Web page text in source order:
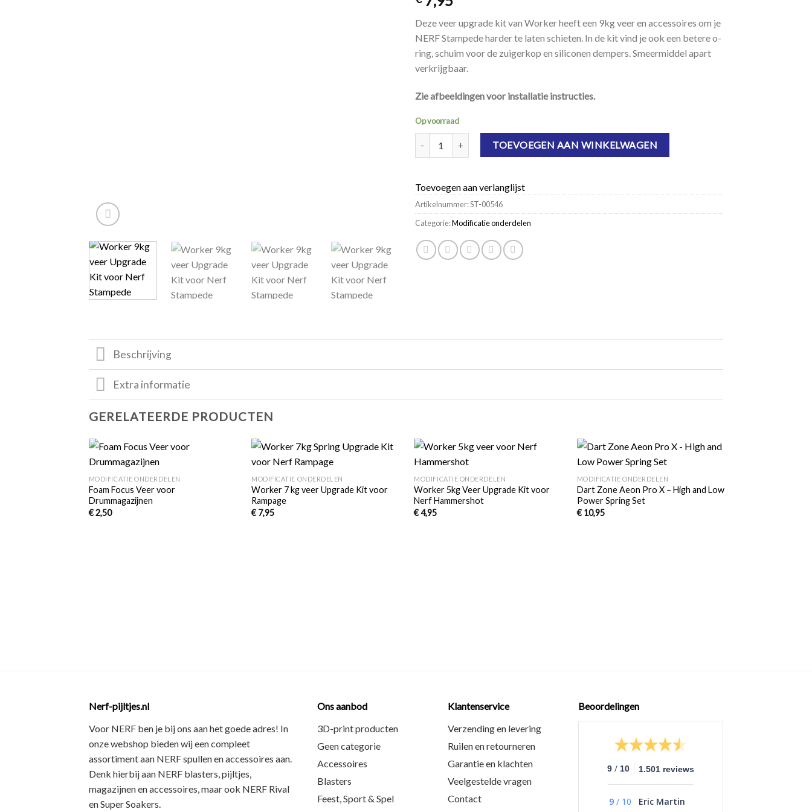
Deze veer upgrade kit van Worker heeft een 9kg veer en accessoires om je
NERF Stampede harder te laten schieten. In de kit vind je ook een betere o-
ring, schuim voor de zuigerkop en siliconen dempers. Smeermiddel apart
verkrijgbaar.
Zie afbeeldingen voor installatie instructies.
Op voorraad
Worker 9kg veer Upgrade Kit voor Nerf Stampede aantal
TOEVOEGEN AAN WINKELWAGEN
Toevoegen aan verlanglijst
Artikelnummer:ST-00546
Categorie:Modificatie onderdelen
Beschrijving
Extra informatie
GERELATEERDE PRODUCTEN
MODIFICATIE ONDERDELEN
Foam Focus Veer voor
Drummagazijnen
€2,50
verlanglijst
MODIFICATIE ONDERDELEN
Worker 7 kg veer Upgrade Kit voor
Rampage
€7,95
verlanglijst
MODIFICATIE ONDERDELEN
Worker 5kg Veer Upgrade Kit voor
Nerf Hammershot
€4,95
verlanglijst
MODIFICATIE ONDERDELEN
Dart Zone Aeon Pro X – High and Low
Power Spring Set
€10,95
Nerf-pijltjes.nl
Voor NERF ben je bij ons aan het goede adres! In
onze webshop bieden wij eencompleet
assortimentaan NERF spullen en accessoires aan.
Denk hierbij aan NERF blasters, pijltjes,
magazijnen en accessoires, maar ook NERF Rival
en Super Soakers.
Ons aanbod
3D-print producten
Geen categorie
Accessoires
Blasters
Feest, Sport & Spel
Klantenservice
Verzending en levering
Ruilen en retourneren
Garantie en klachten
Veelgestelde vragen
Contact
Beoordelingen
9 / 10 1.501 reviews
9 / 10 Eric Martin